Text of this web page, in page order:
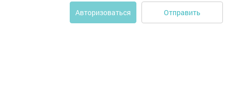
Авторизоваться Отправить